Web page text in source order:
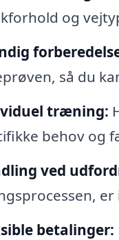
og
så du
træning:
behov og
ved
betalinger: